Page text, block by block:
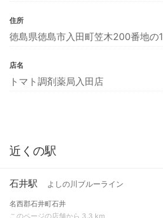
住所
徳島県徳島市入田町笠木200番地の1
店名
トマト調剤薬局入田店
近くの駅
石井駅 よしの川ブルーライン
名西郡石井町石井
このページの店舗から 3.3 km